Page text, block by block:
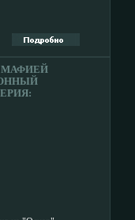
школу и
однако в 1994